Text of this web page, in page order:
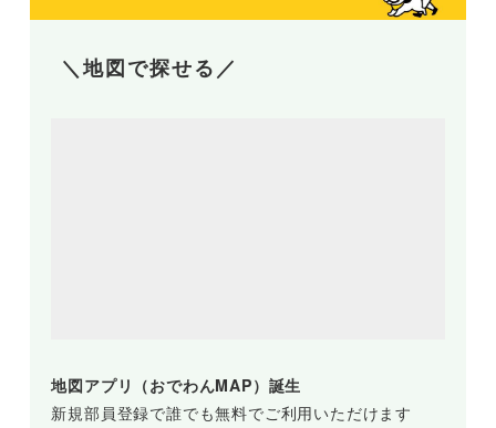
＼地図で探せる／
地図アプリ（おでわんMAP）誕生
新規部員登録で誰でも無料でご利用いただけます